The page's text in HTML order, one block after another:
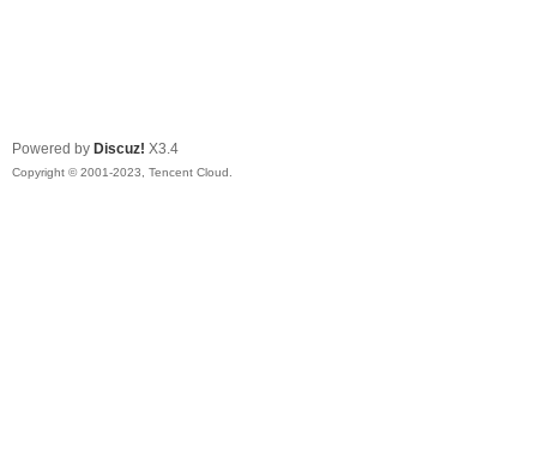
Powered by Discuz! X3.4
Copyright © 2001-2023, Tencent Cloud.